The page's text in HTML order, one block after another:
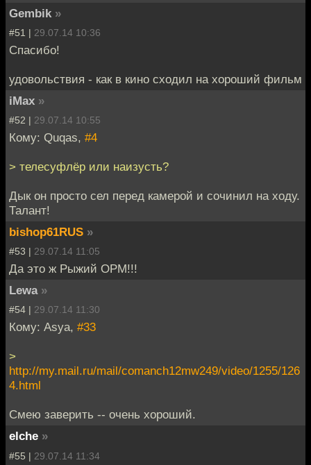
Gembik »
#51 | 29.07.14 10:36
Спасибо!
удовольствия - как в кино сходил на хороший фильм
iMax »
#52 | 29.07.14 10:55
Кому: Quqas, #4
> телесуфлёр или наизусть?
Дык он просто сел перед камерой и сочинил на ходу.
Талант!
bishop61RUS »
#53 | 29.07.14 11:05
Да это ж Рыжий ОРМ!!!
Lewa »
#54 | 29.07.14 11:30
Кому: Asya, #33
>
http://my.mail.ru/mail/comanch12mw249/video/1255/126
4.html
Смею заверить -- очень хороший.
elche »
#55 | 29.07.14 11:34